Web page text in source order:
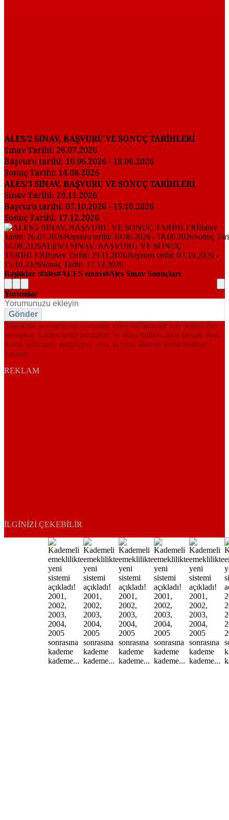
ALES/2 SINAV, BAŞVURU VE SONUÇ TARİHLERİ
Sınav Tarihi: 26.07.2026
Başvuru tarihi: 10.06.2026 - 18.06.2026
Sonuç Tarihi: 14.08.2026
ALES/3 SINAV, BAŞVURU VE SONUÇ TARİHLERİ
Sınav Tarihi: 29.11.2026
Başvuru tarihi: 07.10.2026 - 15.10.2026
Sonuç Tarihi: 17.12.2026
Başlıklar : ales ALES sınavı Ales Sınav Sonuçları
Yorumlar
Gönder
Sitemizde paylaştığınız yorumlar, diğer kullanıcılar için değerli bir
kaynaktır. Lütfen farklı görüşlere ve diğer kullanıcılara saygılı olun.
Kaba, saldırgan, aşağılayıcı veya ayrımcı ifadeler kullanmaktan
kaçının.
REKLAM
İLGINIZI ÇEKEBILIR